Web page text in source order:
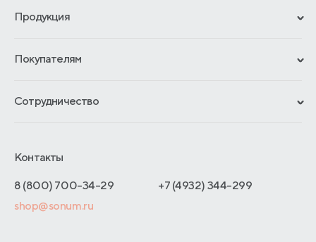
Продукция
Гарантии
Отзывы покупателей
Покупателям
Обмен и возврат
Как оформить заказ
Адреса магазинов
Договор-оферты
Сотрудничество
Отельерам
Оптовые продажи
Контакты
8 (800) 700-34-29
+7 (4932) 344-299
shop@sonum.ru